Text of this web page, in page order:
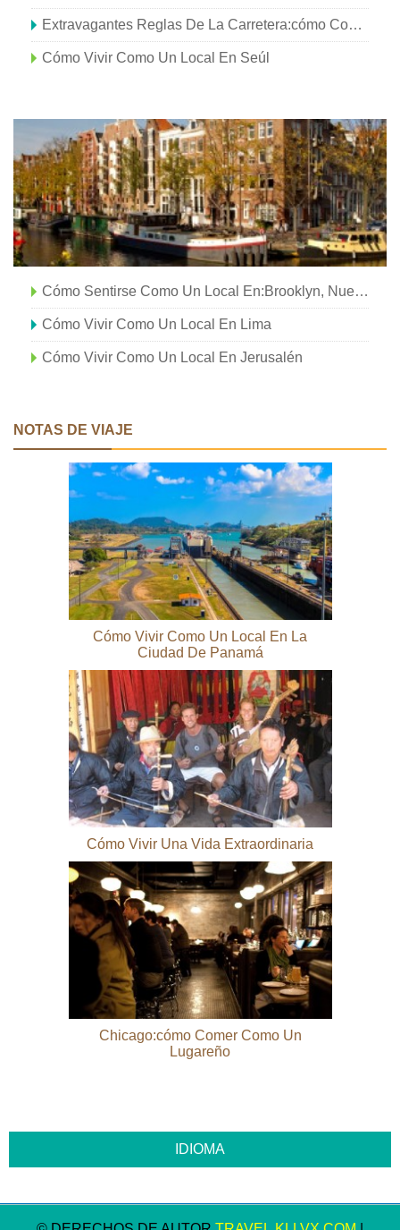
Extravagantes Reglas De La Carretera:cómo Conducir Como Un Local
Cómo Vivir Como Un Local En Seúl
Cómo Sentirse Como Un Local En:Brooklyn, Nueva York
Cómo Vivir Como Un Local En Lima
Cómo Vivir Como Un Local En Jerusalén
NOTAS DE VIAJE
Cómo Vivir Como Un Local En La
Ciudad De Panamá
Cómo Vivir Una Vida Extraordinaria
Chicago:cómo Comer Como Un
Lugareño